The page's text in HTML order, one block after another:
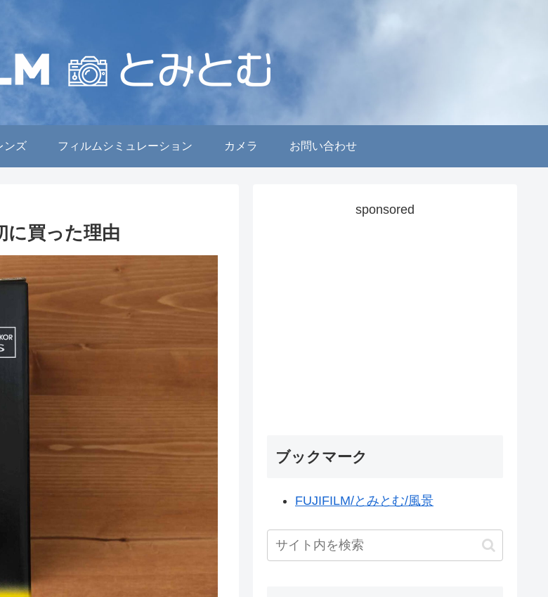
ンズ フィルムシミュレーション カメラ お問い合わせ
に買った理由
sponsored
ブックマーク
FUJIFILM/とみとむ/風景